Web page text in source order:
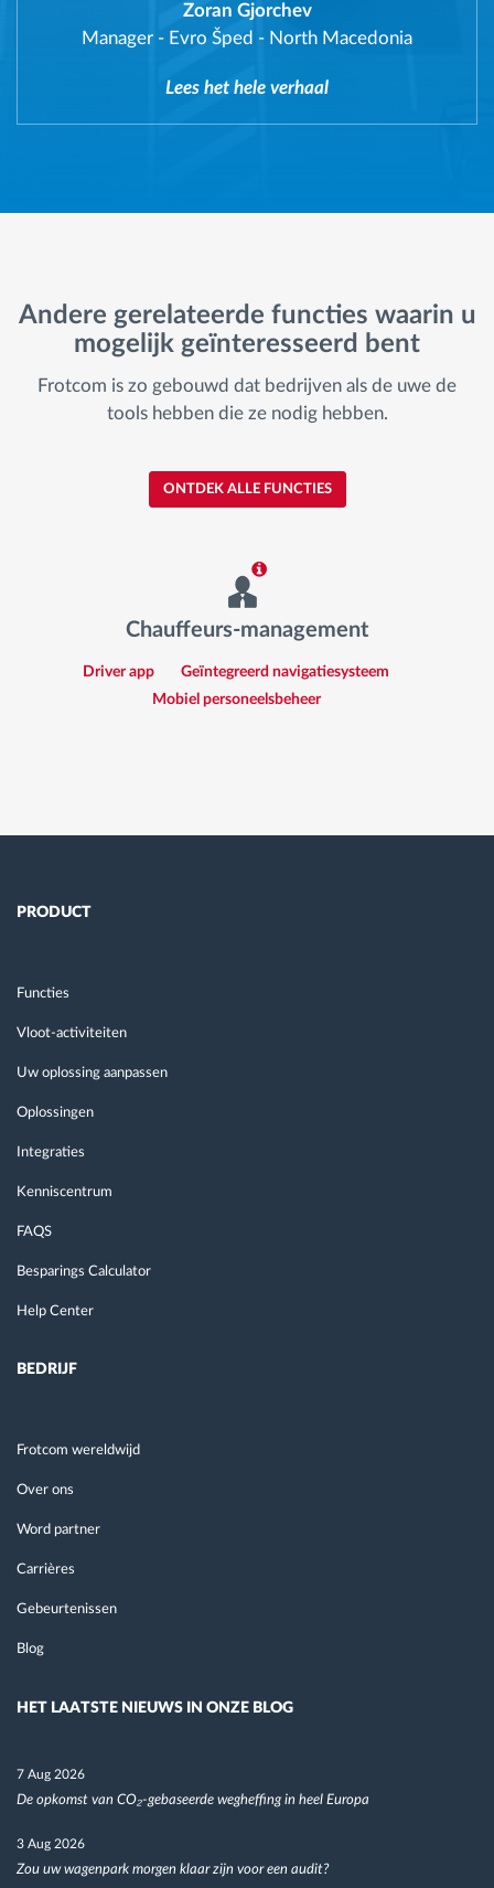
Zoran Gjorchev
Manager - Evro Šped - North Macedonia
Lees het hele verhaal
Andere gerelateerde functies waarin u
mogelijk geïnteresseerd bent
Frotcom is zo gebouwd dat bedrijven als de uwe de
tools hebben die ze nodig hebben.
ONTDEK ALLE FUNCTIES
Chauffeurs-management
Driver app
Geïntegreerd navigatiesysteem
Mobiel personeelsbeheer
PRODUCT
Functies
Vloot-activiteiten
Uw oplossing aanpassen
Oplossingen
Integraties
Kenniscentrum
FAQS
Besparings Calculator
Help Center
BEDRIJF
Frotcom wereldwijd
Over ons
Word partner
Carrières
Gebeurtenissen
Blog
HET LAATSTE NIEUWS IN ONZE BLOG
7 Aug 2026
De opkomst van CO₂-gebaseerde wegheffing in heel Europa
3 Aug 2026
Zou uw wagenpark morgen klaar zijn voor een audit?